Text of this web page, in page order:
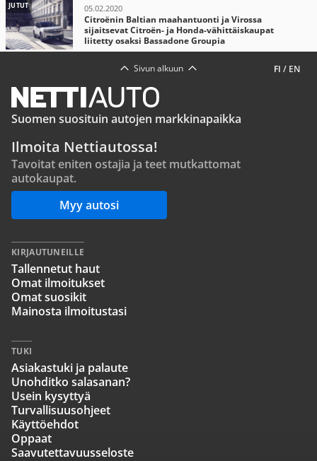
JUTUT 05.02.2020
Citroënin Baltian maahantuonti ja Virossa
sijaitsevat Citroën- ja Honda-vähittäiskaupat
liitetty osaksi Bassadone Groupia
FI / EN
Sivun alkuun
Suomen suosituin autojen markkinapaikka
Ilmoita Nettiautossa!
Tavoitat eniten ostajia ja teet mutkattomat
autokaupat.
Myy autosi
KIRJAUTUNEILLE
Tallennetut haut
Omat ilmoitukset
Omat suosikit
Mainosta ilmoitustasi
TUKI
Asiakastuki ja palaute
Unohditko salasanan?
Usein kysyttyä
Turvallisuusohjeet
Käyttöehdot
Oppaat
Saavutettavuusseloste